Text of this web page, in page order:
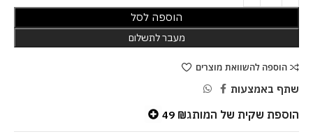
הוספה לסל
מעבר לתשלום
הוספה להשוואת מוצרים
שתף באמצעות
הוספת שקית של המותג 49 ₪